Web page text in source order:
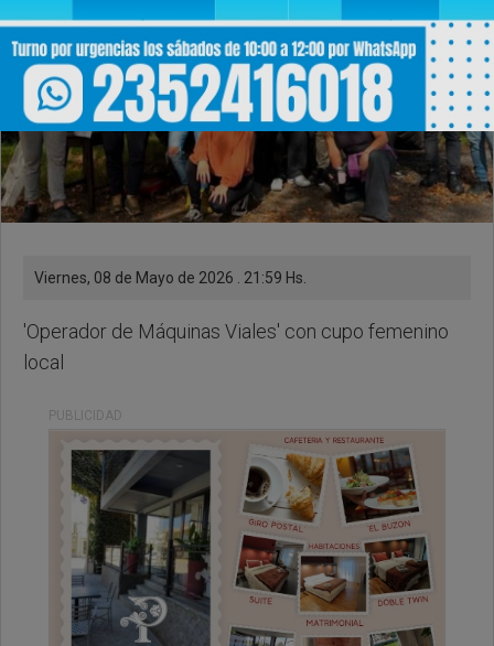
Viernes, 08 de Mayo de 2026 . 21:59 Hs.
'Operador de Máquinas Viales' con cupo femenino
local
PUBLICIDAD